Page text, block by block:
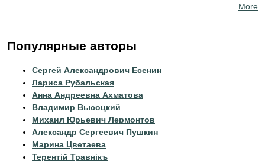
More
Популярные авторы
Сергей Александрович Есенин
Лариса Рубальская
Анна Андреевна Ахматова
Владимир Высоцкий
Михаил Юрьевич Лермонтов
Александр Сергеевич Пушкин
Марина Цветаева
Терентiй Травнiкъ